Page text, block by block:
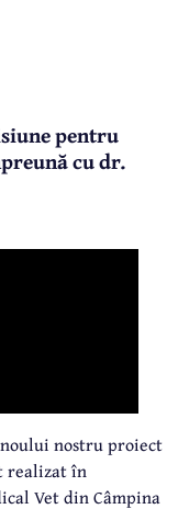
pentru
cu dr.
nostru proiect
realizat în
Vet din Câmpina